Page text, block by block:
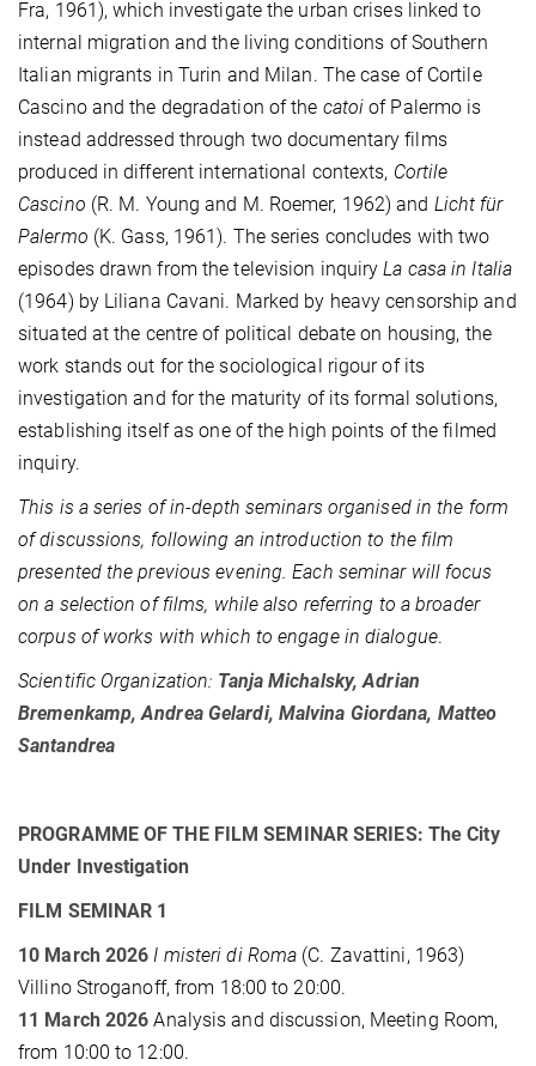
Fra, 1961), which investigate the urban crises linked to
internal migration and the living conditions of Southern
Italian migrants in Turin and Milan. The case of Cortile
Cascino and the degradation of the catoi of Palermo is
instead addressed through two documentary films
produced in different international contexts, Cortile
Cascino (R. M. Young and M. Roemer, 1962) and Licht für
Palermo (K. Gass, 1961). The series concludes with two
episodes drawn from the television inquiryLa casa in Italia
(1964) by Liliana Cavani. Marked by heavy censorship and
situated at the centre of political debate on housing, the
work stands out for the sociological rigour of its
investigation and for the maturity of its formal solutions,
establishing itself as one of the high points of the filmed
inquiry.
This is a series of in-depth seminars organised in the form
of discussions, following an introduction to the film
presented the previous evening. Each seminar will focus
on a selection of films, while also referring to a broader
corpus of works with which to engage in dialogue.
Scientific Organization: Tanja Michalsky, Adrian
Bremenkamp, Andrea Gelardi, Malvina Giordana, Matteo
Santandrea
PROGRAMME OF THE FILM SEMINAR SERIES: The City
Under Investigation
FILM SEMINAR 1
10 March 2026 I misteri di Roma (C. Zavattini, 1963)
Villino Stroganoff, from 18:00 to 20:00.
11 March 2026 Analysis and discussion, Meeting Room,
from 10:00 to 12:00.